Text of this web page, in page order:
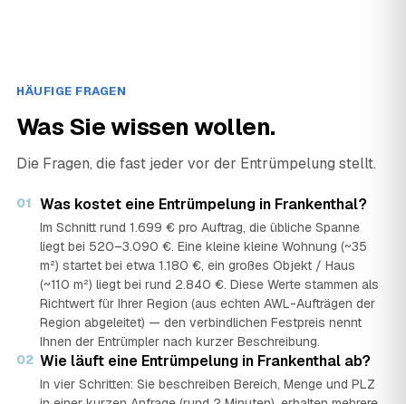
HÄUFIGE FRAGEN
Was Sie wissen wollen.
Die Fragen, die fast jeder vor der Entrümpelung stellt.
01 Was kostet eine Entrümpelung in Frankenthal?
Im Schnitt rund 1.699 € pro Auftrag, die übliche Spanne
liegt bei 520–3.090 €. Eine kleine kleine Wohnung (~35
m²) startet bei etwa 1.180 €, ein großes Objekt / Haus
(~110 m²) liegt bei rund 2.840 €. Diese Werte stammen als
Richtwert für Ihrer Region (aus echten AWL-Aufträgen der
Region abgeleitet) — den verbindlichen Festpreis nennt
Ihnen der Entrümpler nach kurzer Beschreibung.
02 Wie läuft eine Entrümpelung in Frankenthal ab?
In vier Schritten: Sie beschreiben Bereich, Menge und PLZ